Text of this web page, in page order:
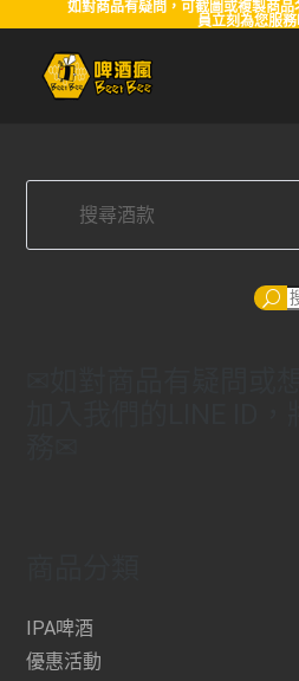
如對商品有疑問，可截圖或複製商
員立刻為您服
IPA啤酒
優惠活動